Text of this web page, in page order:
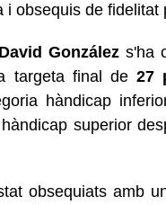
i obsequis de fidelitat
David González s'ha
targeta final de 27
hàndicap
superior
obsequiats amb